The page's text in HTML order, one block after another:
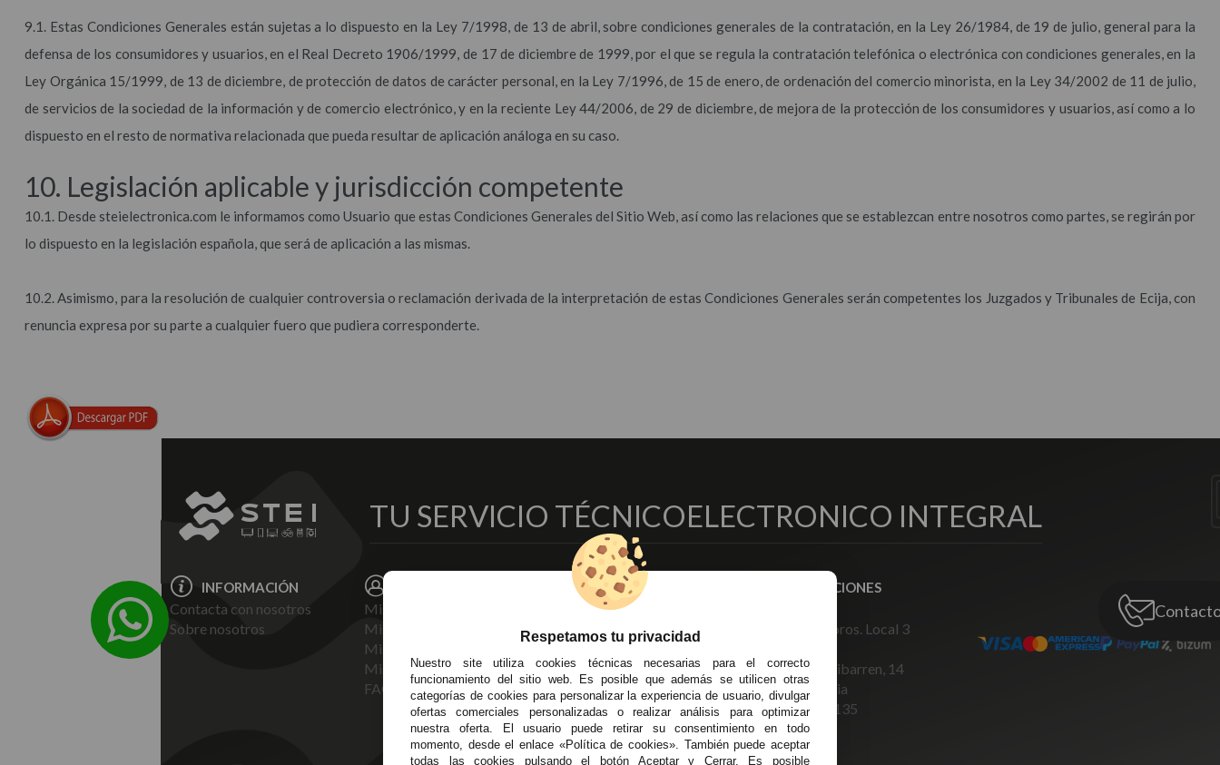
9.1. Estas Condiciones Generales están sujetas a lo dispuesto en la Ley 7/1998, de 13 de abril, sobre condiciones generales de la contratación, en la Ley 26/1984, de 19 de julio, general para la
defensa de los consumidores y usuarios, en el Real Decreto 1906/1999, de 17 de diciembre de 1999, por el que se regula la contratación telefónica o electrónica con condiciones generales, en la
Ley Orgánica 15/1999, de 13 de diciembre, de protección de datos de carácter personal, en la Ley 7/1996, de 15 de enero, de ordenación del comercio minorista, en la Ley 34/2002 de 11 de julio,
de servicios de la sociedad de la información y de comercio electrónico, y en la reciente Ley 44/2006, de 29 de diciembre, de mejora de la protección de los consumidores y usuarios, así como a lo
dispuesto en el resto de normativa relacionada que pueda resultar de aplicación análoga en su caso.
10. Legislación aplicable y jurisdicción competente
10.1. Desde steielectronica.com le informamos como Usuario que estas Condiciones Generales del Sitio Web, así como las relaciones que se establezcan entre nosotros como partes, se regirán por
lo dispuesto en la legislación española, que será de aplicación a las mismas.
10.2. Asimismo, para la resolución de cualquier controversia o reclamación derivada de la interpretación de estas Condiciones Generales serán competentes los Juzgados y Tribunales de Ecija, con
renuncia expresa por su parte a cualquier fuero que pudiera corresponderte.
TU SERVICIO TÉCNICOELECTRONICO INTEGRAL
INFORMACIÓN
Contacta con nosotros
Sobre nosotros
Mis Datos
Mis Direcciones
Mis Pedidos
Mis favoritos
FAQ's
EMPRESA
Aviso Legal
Entregas y Devoluciones
Política de Privacidad
Pago Seguro
Terminos y
Condiciones Generales
Políticas de Cookies
DELEGACIONES
Av. Plaza de Toros. Local 3
C/ Ingeniero Iribarren, 14
Alzira - Valencia
C/ Esplugues, 135
Respetamos tu privacidad
Nuestro site utiliza cookies técnicas necesarias para el correcto
funcionamiento del sitio web. Es posible que además se utilicen otras
categorías de cookies para personalizar la experiencia de usuario, divulgar
ofertas comerciales personalizadas o realizar análisis para optimizar
nuestra oferta. El usuario puede retirar su consentimiento en todo
momento, desde el enlace «Política de cookies». También puede aceptar
todas las cookies pulsando el botón Aceptar y Cerrar. Es posible